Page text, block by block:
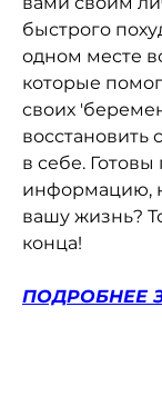
быстрого
одном месте
которые
своих
восстановить
в себе. Готовы
информацию,
вашу жизнь?
конца!
ПОДРОБНЕЕ